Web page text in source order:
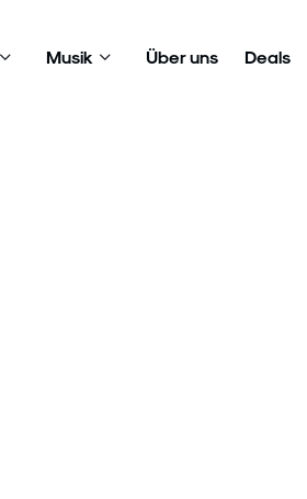
Musik Über uns Deals